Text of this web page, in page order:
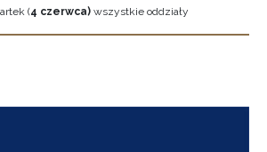
(4 czerwca) wszystkie oddziały